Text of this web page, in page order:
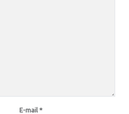
E-mail *